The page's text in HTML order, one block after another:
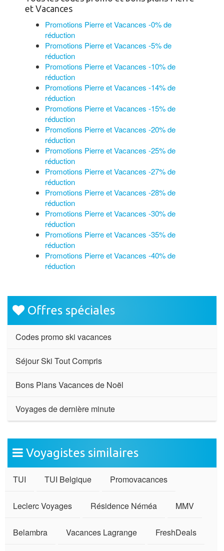
et Vacances
Promotions Pierre et Vacances -0% de
réduction
Promotions Pierre et Vacances -5% de
réduction
Promotions Pierre et Vacances -10% de
réduction
Promotions Pierre et Vacances -14% de
réduction
Promotions Pierre et Vacances -15% de
réduction
Promotions Pierre et Vacances -20% de
réduction
Promotions Pierre et Vacances -25% de
réduction
Promotions Pierre et Vacances -27% de
réduction
Promotions Pierre et Vacances -28% de
réduction
Promotions Pierre et Vacances -30% de
réduction
Promotions Pierre et Vacances -35% de
réduction
Promotions Pierre et Vacances -40% de
réduction
Offres spéciales
Codes promo ski vacances
Séjour Ski Tout Compris
Bons Plans Vacances de Noël
Voyages de dernière minute
Voyagistes similaires
TUI TUI Belgique Promovacances
Leclerc Voyages Résidence Néméa MMV
Belambra Vacances Lagrange FreshDeals